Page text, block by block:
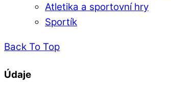
Atletika a sportovní hry
Sportík
Back To Top
Údaje